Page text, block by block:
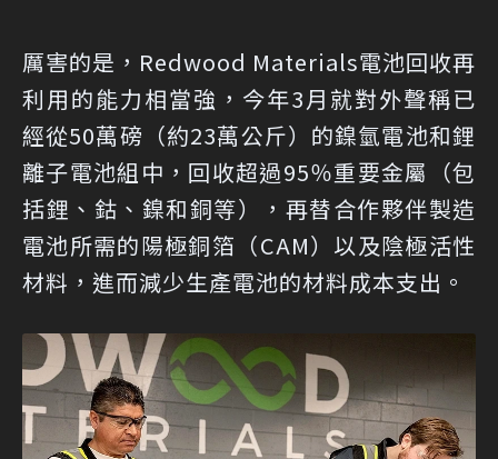
厲害的是，Redwood Materials電池回收再
利用的能力相當強，今年3月就對外聲稱已
經從50萬磅（約23萬公斤）的鎳氫電池和鋰
離子電池組中，回收超過95％重要金屬（包
括鋰、鈷、鎳和銅等），再替合作夥伴製造
電池所需的陽極銅箔（CAM）以及陰極活性
材料，進而減少生產電池的材料成本支出。